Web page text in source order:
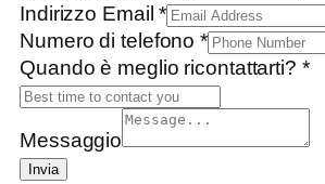
Indirizzo Email*
telefono
Azienda
Cognome
Numero di telefono*
Quando è meglio ricontattarti? *
Messaggio
Invia